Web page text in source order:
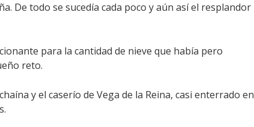
De todo se sucedía cada poco y aún así el resplandor
para la cantidad de nieve que había pero
reto.
y el caserío de Vega de la Reina, casi enterrado en